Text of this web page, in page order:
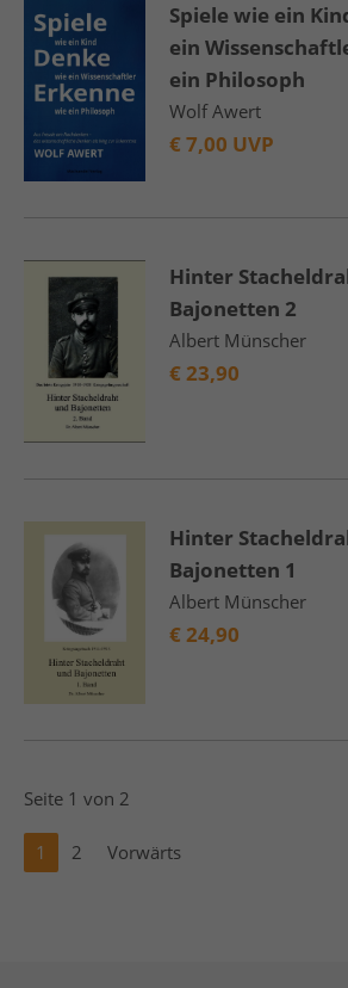
Spiele wie ein
ein
ein Philosoph
Wolf Awert
€ 7,00 UVP
Hinter
Bajonetten 2
Albert Münscher
€ 23,90
Hinter
Bajonetten 1
Albert Münscher
€ 24,90
Seite 1 von 2
1 2 Vorwärts